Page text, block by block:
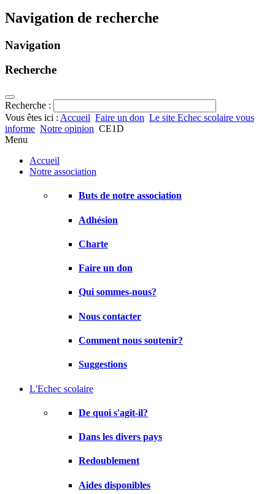
Navigation de recherche
Navigation
Recherche
Recherche :
Vous êtes ici : Accueil Faire un don Le site Echec scolaire vous
informe Notre opinion CE1D
Menu
Accueil
Notre association
Buts de notre association
Adhésion
Charte
Faire un don
Qui sommes-nous?
Nous contacter
Comment nous soutenir?
Suggestions
L'Echec scolaire
De quoi s'agit-il?
Dans les divers pays
Redoublement
Aides disponibles